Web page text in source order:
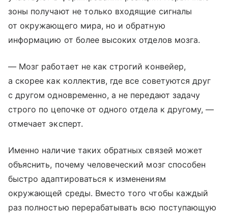
зоны получают не только входящие сигналы
от окружающего мира, но и обратную
информацию от более высоких отделов мозга.
— Мозг работает не как строгий конвейер,
а скорее как коллектив, где все советуются друг
с другом одновременно, а не передают задачу
строго по цепочке от одного отдела к другому, —
отмечает эксперт.
Именно наличие таких обратных связей может
объяснить, почему человеческий мозг способен
быстро адаптироваться к изменениям
окружающей среды. Вместо того чтобы каждый
раз полностью перерабатывать всю поступающую